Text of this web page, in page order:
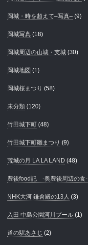
岡城・時を超えて–写真– (9)
岡城写真 (18)
岡城周辺の山城・支城 (30)
岡城地図 (1)
岡城桜まつり (58)
未分類 (120)
竹田城下町 (48)
竹田城下町雛まつり (9)
荒城の月 LA LA LAND (48)
豊後food記 -奥豊後周辺の食-
NHK大河 鎌倉殿の13人 (3)
入田 中島公園河川プール (1)
道の駅あさじ (2)